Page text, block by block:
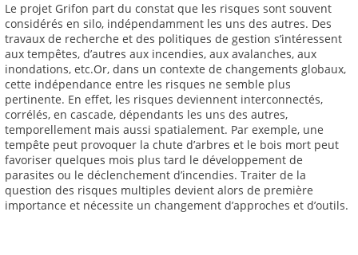
Le projet Grifon part du constat que les risques sont souvent
considérés en silo, indépendamment les uns des autres. Des
travaux de recherche et des politiques de gestion s’intéressent
aux tempêtes, d’autres aux incendies, aux avalanches, aux
inondations, etc.Or, dans un contexte de changements globaux,
cette indépendance entre les risques ne semble plus
pertinente. En effet, les risques deviennent interconnectés,
corrélés, en cascade, dépendants les uns des autres,
temporellement mais aussi spatialement. Par exemple, une
tempête peut provoquer la chute d’arbres et le bois mort peut
favoriser quelques mois plus tard le développement de
parasites ou le déclenchement d’incendies. Traiter de la
question des risques multiples devient alors de première
importance et nécessite un changement d’approches et d’outils.